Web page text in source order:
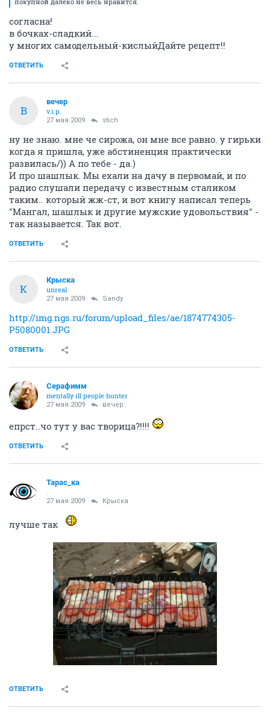
согласна!
в бочках-сладкий...
у многих самодельный-кислыйДайте рецепт!!
ОТВЕТИТЬ
В
вечер
v.i.p.
27 мая 2009 stich
ну не знаю. мне че сирожа, он мне все равно. у гирьки
когда я пришла, уже абстиненция практически
развилась/)) А по тебе - да.)
И про шашлык. Мы ехали на дачу в первомай, и по
радио слушали передачу с известным сталиком
таким.. который жж-ст, и вот книгу написал теперь
"Мангал, шашлык и другие мужские удовольствия" -
так называется. Так вот.
ОТВЕТИТЬ
К
Крыска
unreal
27 мая 2009 Sandy
http://img.ngs.ru/forum/upload_files/ae/1874774305-
P5080001.JPG
ОТВЕТИТЬ
Серафимм
mentally ill people hunter
27 мая 2009 вечер
епрст..чо тут у вас творица?!!!!
ОТВЕТИТЬ
Тарас_ка
27 мая 2009 Крыска
лучше так
ОТВЕТИТЬ